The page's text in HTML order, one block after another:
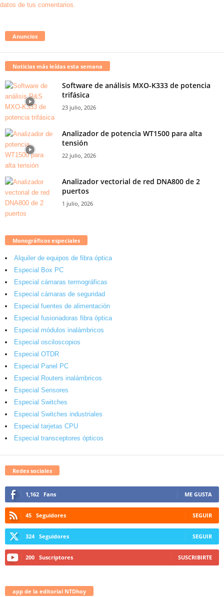
datos de tus comentarios.
Anuncios
Noticias más leídas esta semana
Software de análisis MXO-K333 de potencia
trifásica
23 julio, 2026
Analizador de potencia WT1500 para alta
tensión
22 julio, 2026
Analizador vectorial de red DNA800 de 2
puertos
1 julio, 2026
Monográficos especiales
Alquiler de equipos de fibra óptica
Especial Box PC
Especial cámaras termográficas
Especial cámaras de seguridad
Especial fuentes de alimentación
Especial fusionadoras fibra óptica
Especial módulos inalámbricos
Especial osciloscopios
Especial OTDR
Especial Panel PC
Especial Routers inalámbricos
Especial Sensores
Especial Switches
Especial Switches industriales
Especial tarjetas CPU
Especial transceptores ópticos
Redes sociales
1,162 Fans ME GUSTA
45 Seguidores SEGUIR
324 Seguidores SEGUIR
200 Suscriptores SUSCRIBIRTE
app de la editorial NTDhoy